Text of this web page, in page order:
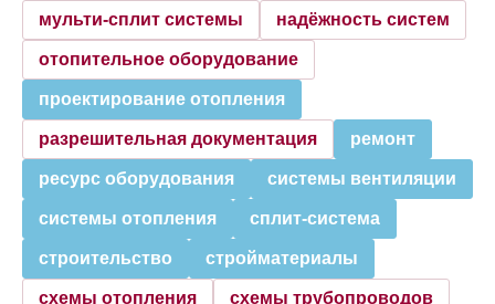
мульти-сплит системы надёжность систем
отопительное оборудование
проектирование отопления
разрешительная документация ремонт
ресурс оборудования системы вентиляции
системы отопления сплит-система
строительство стройматериалы
схемы отопления схемы трубопроводов